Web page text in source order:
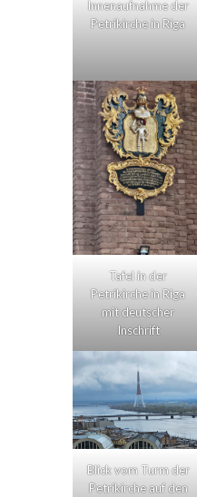
Innenaufnahme der
Petrikirche in Riga
Tafel in der
Petrikirche in Riga
mit deutscher
Inschrift
Blick vom Turm der
Petrikirche auf den